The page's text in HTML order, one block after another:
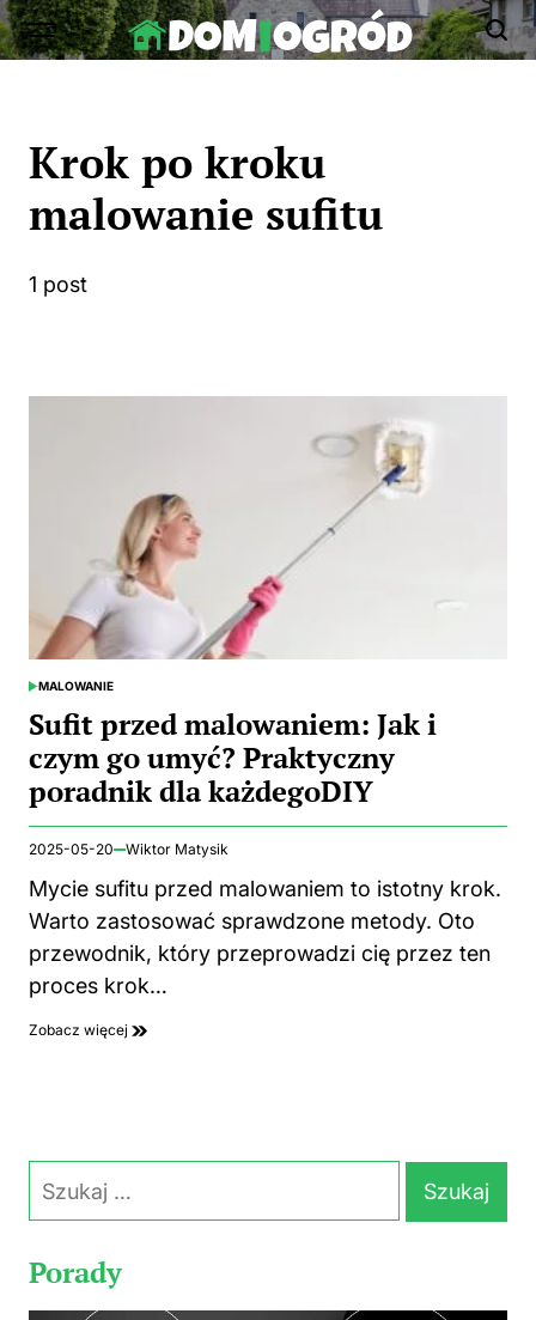
Skip
to
Krok po kroku
malowanie sufitu
1 post
POSTED
MALOWANIE
Sufit przed malowaniem: Jak i
czym go umyć? Praktyczny
poradnik dla każdegoDIY
2025-05-20 Wiktor Matysik
Mycie sufitu przed malowaniem to istotny krok.
Warto zastosować sprawdzone metody. Oto
przewodnik, który przeprowadzi cię przez ten
proces krok…
Zobacz więcej
Szukaj:
Porady